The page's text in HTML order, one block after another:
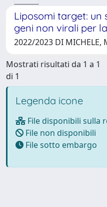
Liposomi target: un
geni non virali per
2022/2023 DI MICHELE,
Mostrati risultati da 1 a 1
di 1
Legenda icone
File disponibili sulla
File non disponibili
File sotto embargo